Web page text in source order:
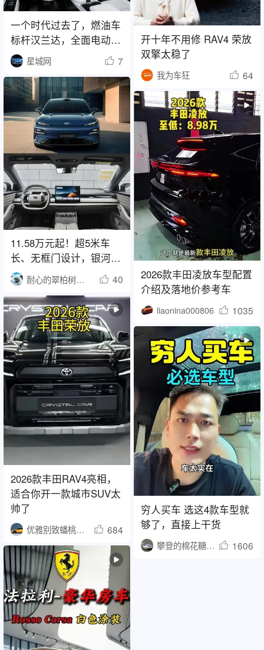
一个时代过去了，燃油车
标杆汉兰达，全面电动
化！星城网 7
开十年不用修 RAV4 荣放
双擎太稳了
我为车狂 64
11.58万元起！超5米车
长、无框门设计，银河星
耀8中大型车价格优势显
著
耐心的翠柏树1541 40
2026款丰田凌放车型配置
介绍及落地价参考车
liaonina000806 1035
2026款丰田RAV4亮相，
适合你开一款城市SUV太
帅了
优雅别致蟠桃8355 684
穷人买车 选这4款车型就
够了，直接上干货
攀登的棉花糖小刺猬1467 1606